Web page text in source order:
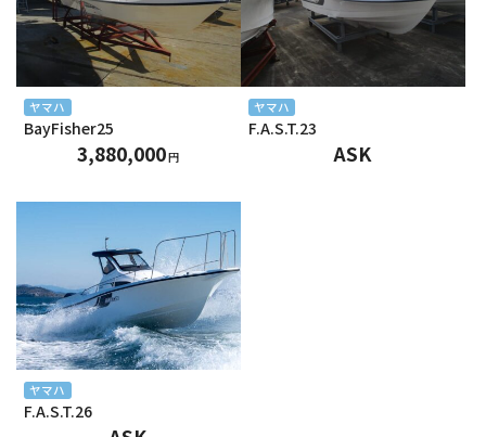
2024年7月
2024年6月
2024年5月
2024年4月
2024年2月
2024年1月
2023年12月
2023年11月
2023年10月
ヤマハ
BayFisher25
3,880,000円
ヤマハ
F.A.S.T.23
ASK
ヤマハ
F.A.S.T.26